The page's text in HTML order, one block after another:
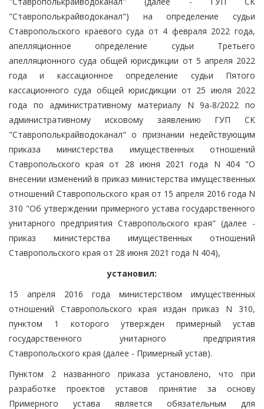
"Ставрополькрайводоканал") на определение судьи
Ставропольского краевого суда от 4 февраля 2022 года,
апелляционное определение судьи Третьего
апелляционного суда общей юрисдикции от 5 апреля 2022
года и кассационное определение судьи Пятого
кассационного суда общей юрисдикции от 25 июля 2022
года по административному материалу N 9а-8/2022 по
административному исковому заявлению ГУП СК
"Ставрополькрайводоканал" о признании недействующим
приказа министерства имущественных отношений
Ставропольского края от 28 июня 2021 года N 404 "О
внесении изменений в приказ министерства имущественных
отношений Ставропольского края от 15 апреля 2016 года N
310 "Об утверждении примерного устава государственного
унитарного предприятия Ставропольского края" (далее -
приказ министерства имущественных отношений
Ставропольского края от 28 июня 2021 года N 404),
установил:
15 апреля 2016 года министерством имущественных
отношений Ставропольского края издан приказ N 310,
пунктом 1 которого утвержден примерный устав
государственного унитарного предприятия
Ставропольского края (далее - Примерный устав).
Пунктом 2 названного приказа установлено, что при
разработке проектов уставов принятие за основу
Примерного устава является обязательным для